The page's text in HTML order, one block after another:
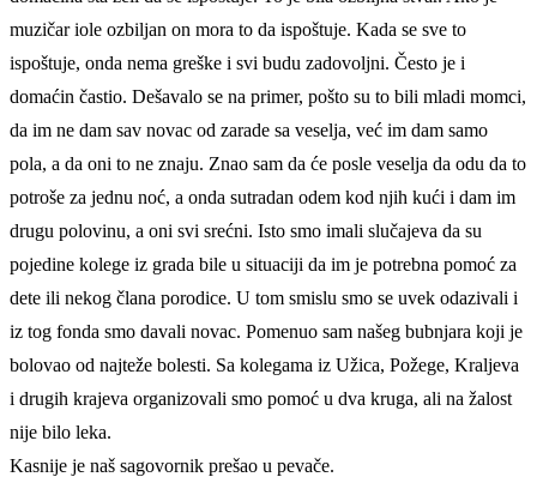
muzičar iole ozbiljan on mora to da ispoštuje. Kada se sve to
ispoštuje, onda nema greške i svi budu zadovoljni. Često je i
domaćin častio. Dešavalo se na primer, pošto su to bili mladi momci,
da im ne dam sav novac od zarade sa veselja, već im dam samo
pola, a da oni to ne znaju. Znao sam da će posle veselja da odu da to
potroše za jednu noć, a onda sutradan odem kod njih kući i dam im
drugu polovinu, a oni svi srećni. Isto smo imali slučajeva da su
pojedine kolege iz grada bile u situaciji da im je potrebna pomoć za
dete ili nekog člana porodice. U tom smislu smo se uvek odazivali i
iz tog fonda smo davali novac. Pomenuo sam našeg bubnjara koji je
bolovao od najteže bolesti. Sa kolegama iz Užica, Požege, Kraljeva
i drugih krajeva organizovali smo pomoć u dva kruga, ali na žalost
nije bilo leka.
Kasnije je naš sagovornik prešao u pevače.